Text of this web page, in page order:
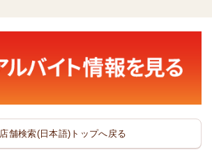
店舗検索(日本語)トップへ戻る